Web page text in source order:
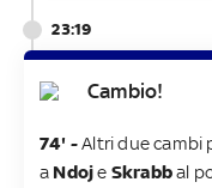
23:19
Cambio!
74' -Altri due cambi
a Ndoje Skrabbal